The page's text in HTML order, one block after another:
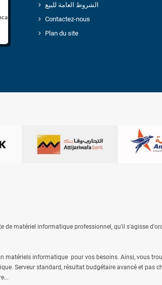
الشروط العامة للبيع
Contactez-nous
Plan du site
de matériel informatique professionnel, qu'il s'agisse
matériels informatique pour vos besoins. Ainsi, vous
Serveur standard, résultat budgétaire avancé et pas